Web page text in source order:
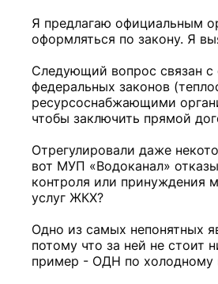
Я предлагаю официальным
оформляться по закону. Я
Следующий вопрос связан
федеральных законов
ресурсоснабжающими
чтобы заключить прямой
Отрегулировали даже
вот МУП «Водоканал»
контроля или принуждения
услуг ЖКХ?
Одно из самых непонятных
потому что за ней не стоит
пример - ОДН по холодному